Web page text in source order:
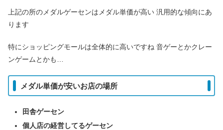
上記の所のメダルゲーセンはメダル単価が高い 汎用的な傾向にあ
ります
特にショッピングモールは全体的に高いですね 音ゲーとかクレー
ンゲームとかも…
メダル単価が安いお店の場所
田舎ゲーセン
個人店の経営してるゲーセン